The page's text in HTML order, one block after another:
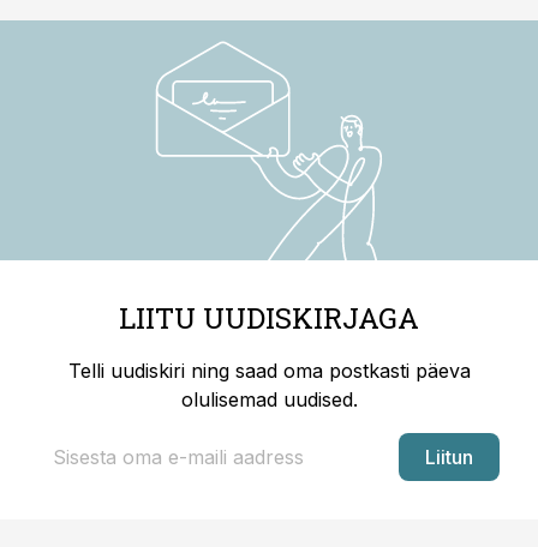
LIITU UUDISKIRJAGA
Telli uudiskiri ning saad oma postkasti päeva
olulisemad uudised.
Liitun